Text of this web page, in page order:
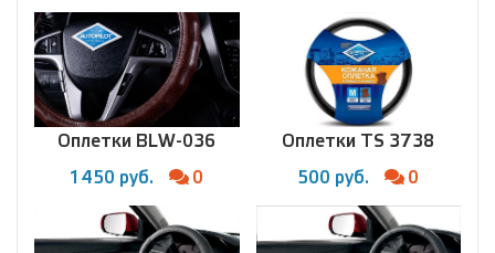
Оплетки BLW-036
1450 руб. 0
Оплетки TS 3738
500 руб. 0